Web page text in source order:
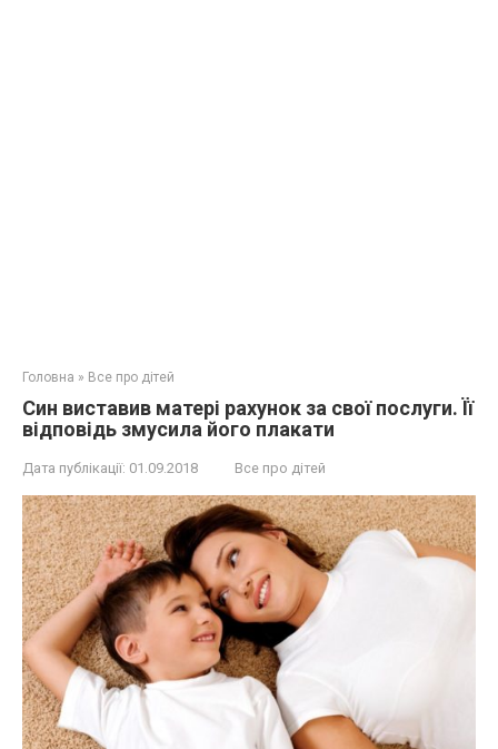
Головна » Все про дітей
Син виставив матері рахунок за свої послуги. Її
відповідь змусила його плакати
Дата публікації: 01.09.2018 Все про дітей